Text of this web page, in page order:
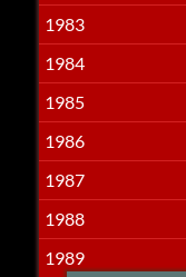
1983
1984
1985
1986
1987
1988
1989